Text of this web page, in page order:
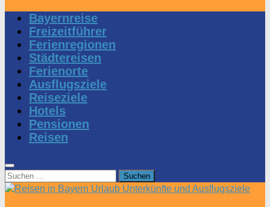
Bayernreise
Freizeitführer
Ferienregionen
Städtereisen
Ferienorte
Ausflugsziele
Reiseziele
Hotels
Pensionen
Reisen
Suchen
nach: